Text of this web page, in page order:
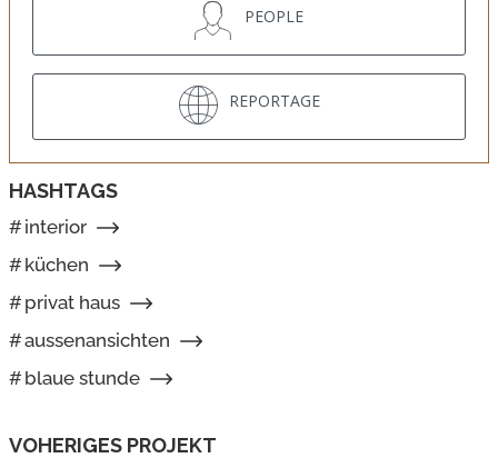
HASHTAGS
#interior
#küchen
#privat haus
#aussenansichten
#blaue stunde
VOHERIGES PROJEKT
PEOPLE
REPORTAGE